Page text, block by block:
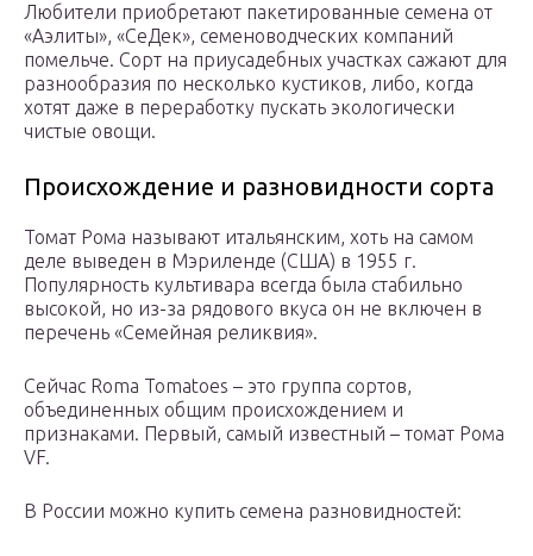
Любители приобретают пакетированные семена от
«Аэлиты», «СеДек», семеноводческих компаний
помельче. Сорт на приусадебных участках сажают для
разнообразия по несколько кустиков, либо, когда
хотят даже в переработку пускать экологически
чистые овощи.
Происхождение и разновидности сорта
Томат Рома называют итальянским, хоть на самом
деле выведен в Мэриленде (США) в 1955 г.
Популярность культивара всегда была стабильно
высокой, но из-за рядового вкуса он не включен в
перечень «Семейная реликвия».
Сейчас Roma Tomatoes – это группа сортов,
объединенных общим происхождением и
признаками. Первый, самый известный – томат Рома
VF.
В России можно купить семена разновидностей: